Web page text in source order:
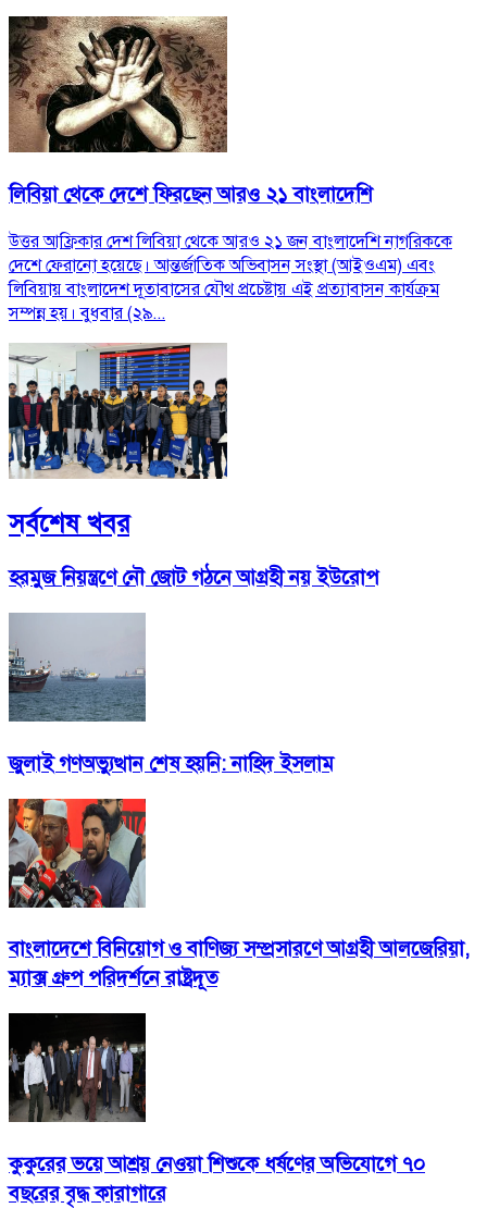
লিবিয়া থেকে দেশে ফিরছেন আরও ২১ বাংলাদেশি
উত্তর আফ্রিকার দেশ লিবিয়া থেকে আরও ২১ জন বাংলাদেশি নাগরিককে
দেশে ফেরানো হয়েছে। আন্তর্জাতিক অভিবাসন সংস্থা (আইওএম) এবং
লিবিয়ায় বাংলাদেশ দূতাবাসের যৌথ প্রচেষ্টায় এই প্রত্যাবাসন কার্যক্রম
সম্পন্ন হয়। বুধবার (২৯...
সর্বশেষ খবর
হরমুজ নিয়ন্ত্রণে নৌ জোট গঠনে আগ্রহী নয় ইউরোপ
জুলাই গণঅভ্যুত্থান শেষ হয়নি: নাহিদ ইসলাম
বাংলাদেশে বিনিয়োগ ও বাণিজ্য সম্প্রসারণে আগ্রহী আলজেরিয়া,
ম্যাক্স গ্রুপ পরিদর্শনে রাষ্ট্রদূত
কুকুরের ভয়ে আশ্রয় নেওয়া শিশুকে ধর্ষণের অভিযোগে ৭০
বছরের বৃদ্ধ কারাগারে